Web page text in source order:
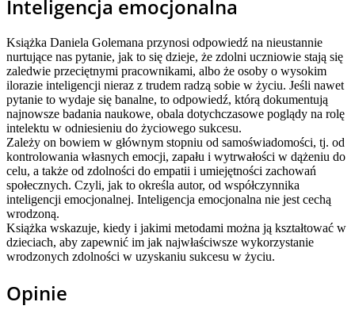
Inteligencja emocjonalna
Książka Daniela Golemana przynosi odpowiedź na nieustannie
nurtujące nas pytanie, jak to się dzieje, że zdolni uczniowie stają się
zaled­wie przeciętnymi pracownikami, albo że osoby o wysokim
ilorazie inteligencji nieraz z trudem radzą sobie w życiu. Jeśli nawet
pytanie to wydaje się banalne, to odpowiedź, którą dokumentują
najnowsze badania naukowe, obala dotychczasowe poglądy na rolę
intelektu w odniesieniu do życiowego sukcesu.
Zależy on bowiem w głównym stopniu od samoświadomości, tj. od
kontrolowania własnych emocji, zapału i wytrwałości w dążeniu do
celu, a także od zdolności do empatii i umiejętności zachowań
społecznych. Czyli, jak to określa autor, od współczynnika
inteligencji emocjonalnej. Inteligencja emocjonalna nie jest cechą
wrodzoną.
Książka wskazuje, kiedy i jakimi metodami można ją kształtować w
dzieciach, aby zapewnić im jak najwłaściwsze wykorzystanie
wrodzonych zdolności w uzyskaniu sukcesu w życiu.
Opinie